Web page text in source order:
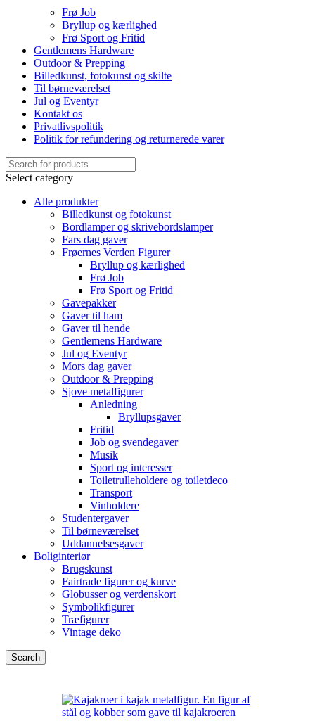
Frø Job
Bryllup og kærlighed
Frø Sport og Fritid
Gentlemens Hardware
Outdoor & Prepping
Billedkunst, fotokunst og skilte
Til børneværelset
Jul og Eventyr
Kontakt os
Privatlivspolitik
Politik for refundering og returnerede varer
Select category
Alle produkter
Billedkunst og fotokunst
Bordlamper og skrivebordslamper
Fars dag gaver
Frøernes Verden Figurer
Bryllup og kærlighed
Frø Job
Frø Sport og Fritid
Gavepakker
Gaver til ham
Gaver til hende
Gentlemens Hardware
Jul og Eventyr
Mors dag gaver
Outdoor & Prepping
Sjove metalfigurer
Anledning
Bryllupsgaver
Fritid
Job og svendegaver
Musik
Sport og interesser
Toiletrulleholdere og toiletdeco
Transport
Vinholdere
Studentergaver
Til børneværelset
Uddannelsesgaver
Boliginteriør
Brugskunst
Fairtrade figurer og kurve
Globusser og verdenskort
Symbolikfigurer
Træfigurer
Vintage deko
Search